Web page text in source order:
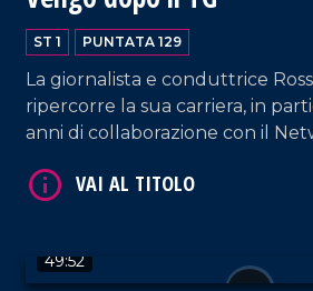
ST 1 PUNTATA 129
La giornalista e conduttrice
ripercorre la sua carriera, in
anni di collaborazione con il
video omaggio e gli auguri
49:52